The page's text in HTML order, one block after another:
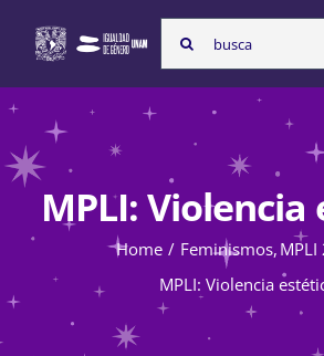
content
Search
for:
Nosotras
Programas
MPLI: Violencia
Home Feminismos MPLI
MPLI: Violencia